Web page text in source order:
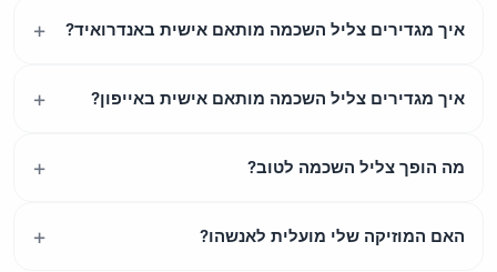
איך מגדירים צליל השכמה מותאם אישית באנדרואיד?
איך מגדירים צליל השכמה מותאם אישית באייפון?
מה הופך צליל השכמה לטוב?
האם המוזיקה שלי מועלית לאנשהו?